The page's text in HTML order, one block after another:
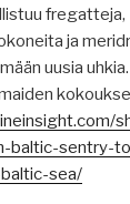
fregatteja,
ja
uusia
baltic-sentry-
sea/